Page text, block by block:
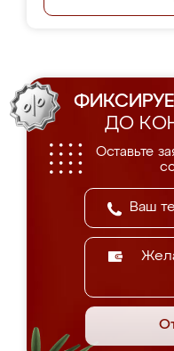
ДО
Оставьте